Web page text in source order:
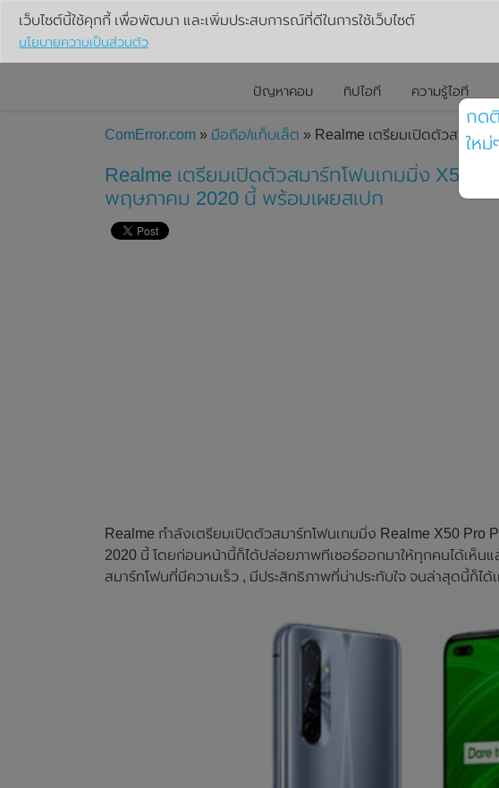
ปัญหาคอม ทิปไอที ความรู้ไอที
ComError.com » มือถือ/แท็บเล็ต » Realme เตรียมเปิดตัวสมาร์ท
Realme เตรียมเปิดตัวสมาร์ทโฟนเกมมิ่ง X50
พฤษภาคม 2020 นี้ พร้อมเผยสเปก
Realme กำลังเตรียมเปิดตัวสมาร์ทโฟนเกมมิ่ง Realme X50 Pro
2020 นี้ โดยก่อนหน้านี้ก็ได้ปล่อยภาพทีเซอร์ออกมาให้ทุกคนได้เห็น
สมาร์ทโฟนที่มีความเร็ว , มีประสิทธิภาพที่น่าประทับใจ จนล่าสุดนี้ก็ไ
เว็บไซต์นี้ใช้คุกกี้ เพื่อพัฒนา และเพิ่มประสบการณ์ที่ดีในการใช้เว็บไซต์
นโยบายความเป็นส่วนตัว
กด
ใหม่